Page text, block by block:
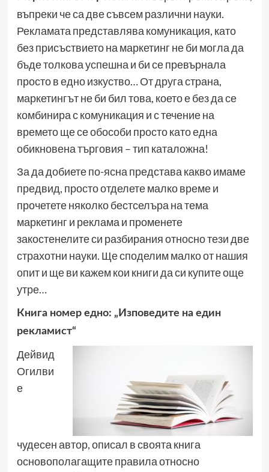
въпреки че са две съвсем различни науки.
Рекламата представлява комуникация, като
без присъствието на маркетинг не би могла да
бъде толкова успешна и би се превърнала
просто в едно изкуство… От друга страна,
маркетингът не би бил това, което е без да се
комбинира с комуникация и с течение на
времето ще се обособи просто като една
обикновена търговия – тип каталожна!
За да добиете по-ясна представа какво имаме
предвид, просто отделете малко време и
прочетете няколко бестселъра на тема
маркетинг и реклама и променете
закостенелите си разбирания относно тези две
страхотни науки. Ще споделим малко от нашия
опит и ще ви кажем кои книги да си купите още
утре…
Книга номер едно: „Изповедите на един
рекламист“
Дейвид
Огилви
е
чудесен автор, описал в своята книга
основополагащите правила относно